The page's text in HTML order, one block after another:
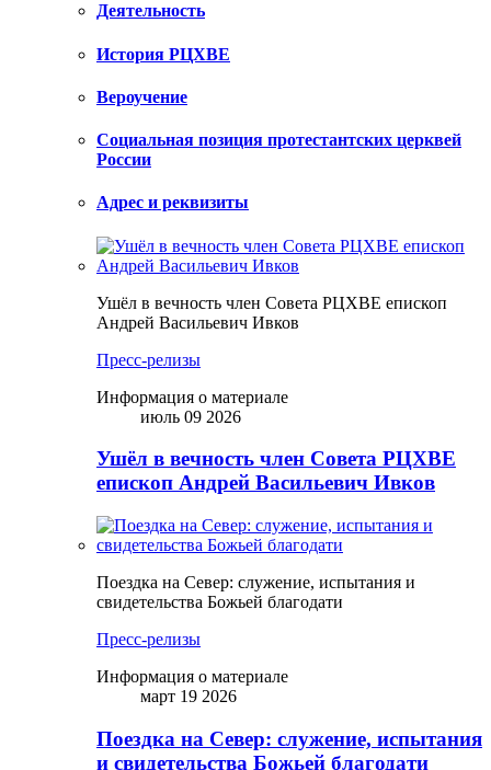
Деятельность
История РЦХВЕ
Вероучение
Социальная позиция протестантских церквей
России
Адрес и реквизиты
Ушёл в вечность член Совета РЦХВЕ епископ
Андрей Васильевич Ивков
Пресс-релизы
Информация о материале
июль 09 2026
Ушёл в вечность член Совета РЦХВЕ
епископ Андрей Васильевич Ивков
Поездка на Север: служение, испытания и
свидетельства Божьей благодати
Пресс-релизы
Информация о материале
март 19 2026
Поездка на Север: служение, испытания
и свидетельства Божьей благодати